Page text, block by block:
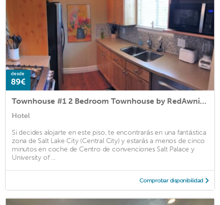
desde
89€
Townhouse #1 2 Bedroom Townhouse by RedAwning
Hotel
Si decides alojarte en este piso, te encontrarás en una fantástica
zona de Salt Lake City (Central City) y estarás a menos de cinco
minutos en coche de Centro de convenciones Salt Palace y
University of ...
Comprobar disponibilidad